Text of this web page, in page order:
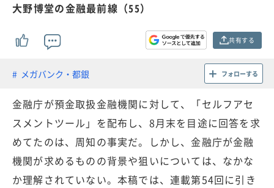
大野博堂の金融最前線（55）
共有する
メガバンク・都銀 フォローする
金融庁が預金取扱金融機関に対して、「セルフアセ
スメントツール」を配布し、8月末を目途に回答を求
めてたのは、周知の事実だ。しかし、金融庁が金融
機関が求めるものの背景や狙いについては、なかな
か理解されていない。本稿では、連載第54回に引き